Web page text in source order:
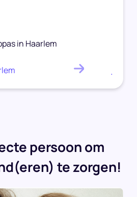
in Haarlem
.
persoon om
te zorgen!